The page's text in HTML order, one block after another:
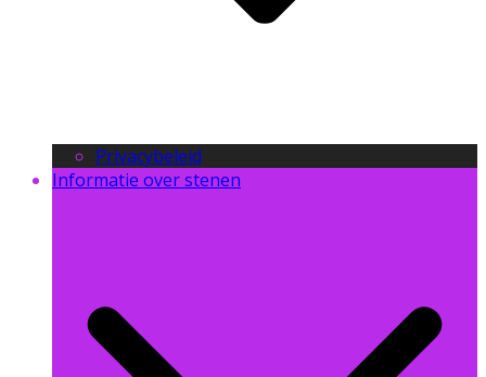
Privacybeleid
Informatie over stenen